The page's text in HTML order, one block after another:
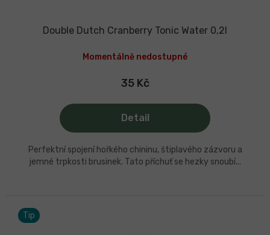
Double Dutch Cranberry Tonic Water 0,2l
Momentálně nedostupné
35 Kč
Detail
Perfektní spojení hořkého chininu, štiplavého zázvoru a
jemné trpkosti brusinek. Tato příchuť se hezky snoubí...
Tip